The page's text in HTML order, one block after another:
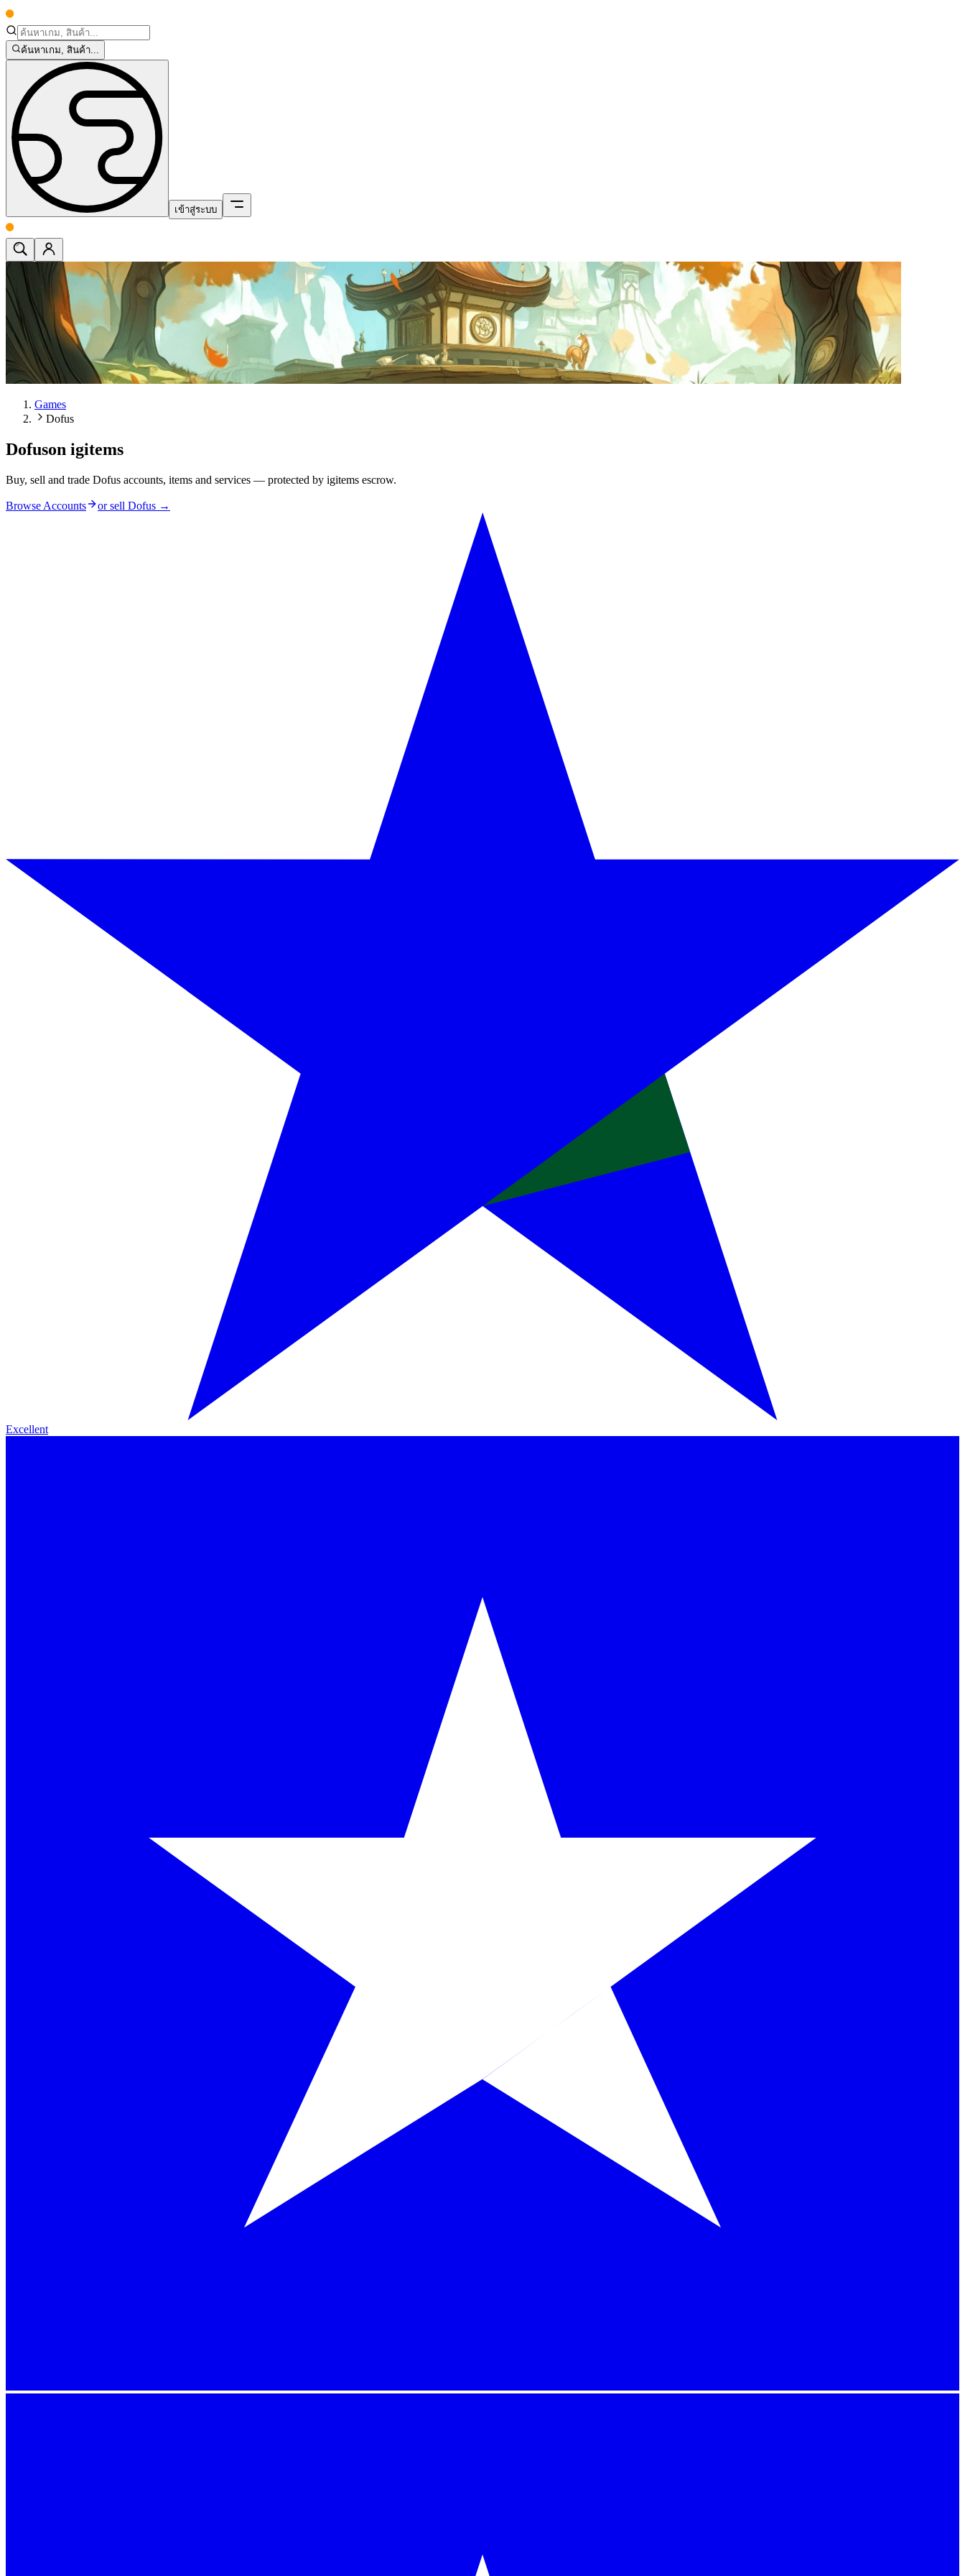
ค้นหาเกม, สินค้า...
เข้าสู่ระบบ
Games
Dofus
Dofuson igitems
Buy, sell and trade Dofus accounts, items and services — protected by igitems escrow.
Browse Accounts or sell Dofus →
Excellent